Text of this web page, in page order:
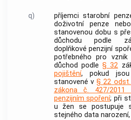
q)
příjemci starobní
doživotní penze
stanovenou dobu s
důchodu podle
doplňkové penzijní
potřebného pro
důchod podle§ 32
pojištění, pokud jsou
stanovené v§ 22
zákona č. 427/2011
penzijním spoření; při
u žen se postupuje
stejného data narození,